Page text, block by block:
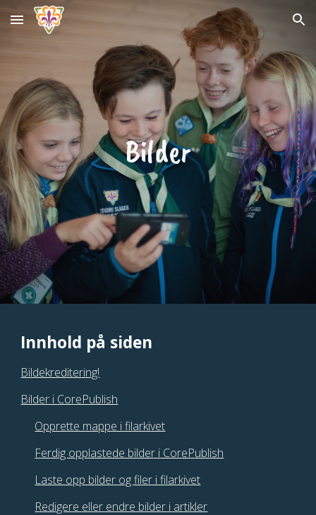
Skip to main content Skip to navigation
Bilder
Innhold på siden
Bildekreditering!
Bilder i CorePublish
Opprette mappe i filarkivet
Ferdig opplastede bilder i CorePublish
Laste opp bilder og filer i filarkivet
Redigere eller endre bilder i artikler